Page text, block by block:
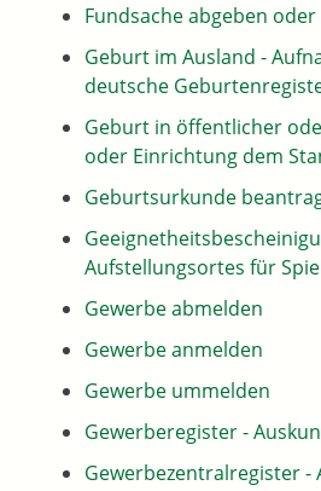
Fundsache abgeben
Geburt im Ausland -
deutsche
Geburt in öffentlicher
oder Einrichtung dem
Geburtsurkunde
Aufstellungsortes für
Gewerbe abmelden
Gewerbe anmelden
Gewerbe ummelden
Gewerberegister -
Gewerbezentralregister -